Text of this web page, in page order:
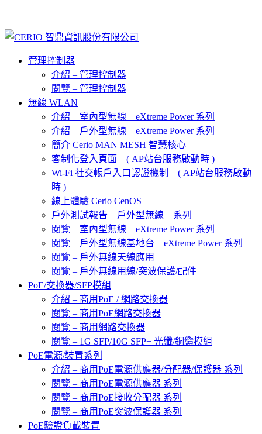
管理控制器
介紹 – 管理控制器
閱覽 – 管理控制器
無線 WLAN
介紹 – 室內型無線 – eXtreme Power 系列
介紹 – 戶外型無線 – eXtreme Power 系列
簡介 Cerio MAN MESH 智慧核心
客制化登入頁面 – ( AP站台服務啟動時 )
Wi-Fi 社交帳戶入口認證機制 – ( AP站台服務啟動
時 )
線上體驗 Cerio CenOS
戶外測試報告 – 戶外型無線 – 系列
閱覽 – 室內型無線 – eXtreme Power 系列
閱覽 – 戶外型無線基地台 – eXtreme Power 系列
閱覽 – 戶外無線天線應用
閱覽 – 戶外無線用線/突波保護/配件
PoE/交換器/SFP模組
介紹 – 商用PoE / 網路交換器
閱覽 – 商用PoE網路交換器
閱覽 – 商用網路交換器
閱覽 – 1G SFP/10G SFP+ 光纖/銅纜模組
PoE電源/裝置系列
介紹 – 商用PoE電源供應器/分配器/保護器 系列
閱覽 – 商用PoE電源供應器 系列
閱覽 – 商用PoE接收分配器 系列
閱覽 – 商用PoE突波保護器 系列
PoE驗證負載裝置